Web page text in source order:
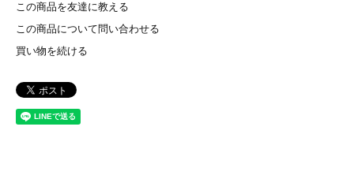
この商品を友達に教える
この商品について問い合わせる
買い物を続ける